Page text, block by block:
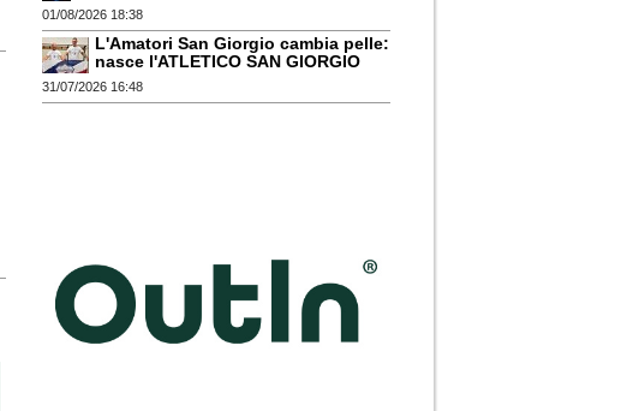
01/08/2026 18:38
L'Amatori San Giorgio cambia pelle:
nasce l'ATLETICO SAN GIORGIO
31/07/2026 16:48